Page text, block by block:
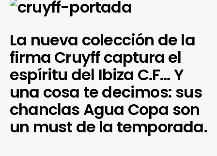
La nueva colección de la
firma Cruyff captura el
espíritu del Ibiza C.F… Y
una cosa te decimos: sus
chanclas Agua Copa son
un must de la temporada.